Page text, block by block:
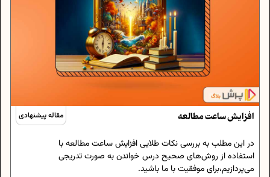
مقاله پیشنهادی افزایش ساعت مطالعه
در این مطلب به بررسی نکات طلایی افزایش ساعت مطالعه با
استفاده از روش‌های صحیح درس خواندن به صورت تدریجی
می‌پردازیم،برای موفقیت با ما باشید.